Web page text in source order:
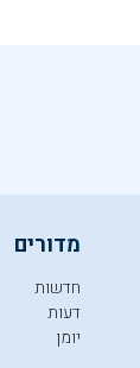
מדורים
חדשות
דעות
יומן